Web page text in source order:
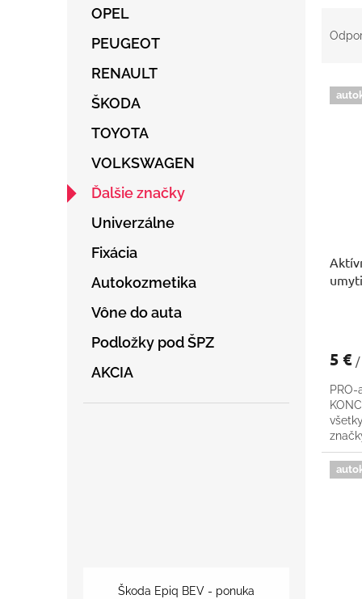
OPEL
PEUGEOT
RENAULT
ŠKODA
TOYOTA
VOLKSWAGEN
Ďalšie značky
Univerzálne
Fixácia
Autokozmetika
Vône do auta
Podložky pod ŠPZ
AKCIA
Škoda Epiq BEV - ponuka
o
V
5 € /